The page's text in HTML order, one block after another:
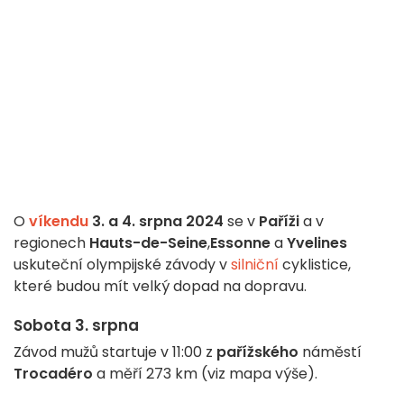
O víkendu 3. a 4. srpna 2024 se v Pařížia v
regionech Hauts-de-Seine,EssonneaYvelines
uskuteční olympijské závody vsilničnícyklistice,
které budou mít velký dopad na dopravu.
Sobota 3. srpna
Závod mužů startuje v 11:00 z pařížského náměstí
Trocadéro a měří 273 km (viz mapa výše).